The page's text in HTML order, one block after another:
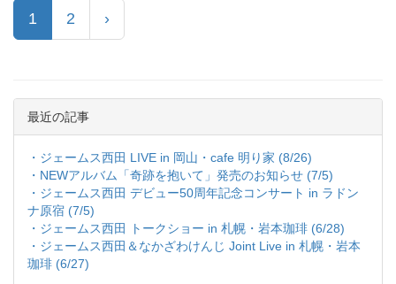
1 (current)
2 ›
最近の記事
・ジェームス西田 LIVE in 岡山・cafe 明り家 (8/26)
・NEWアルバム「奇跡を抱いて」発売のお知らせ (7/5)
・ジェームス西田 デビュー50周年記念コンサート in ラドン
ナ原宿 (7/5)
・ジェームス西田 トークショー in 札幌・岩本珈琲 (6/28)
・ジェームス西田＆なかざわけんじ Joint Live in 札幌・岩本
珈琲 (6/27)